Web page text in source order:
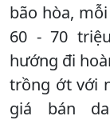
bão hòa,
60 - 70
hướng đi
trồng ớt với
giá bán